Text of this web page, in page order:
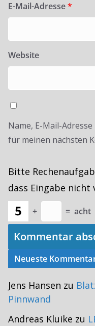
E-Mail-Adresse*
Website
Name, E-Mail-
für meinen nächsten
Bitte
dass Eingabe
+ = acht
Neueste
Jens Hansen zu
Pinnwand
Andreas Kluike zu